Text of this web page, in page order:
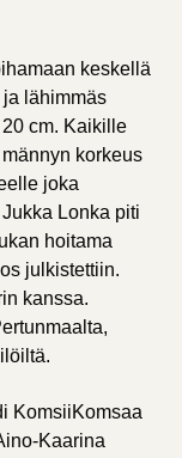
keskellä
lähimmäs
cm. Kaikille
korkeus
joka
Lonka piti
hoitama
julkistettiin.
kanssa.
KomsiiKomsaa
Kaarina